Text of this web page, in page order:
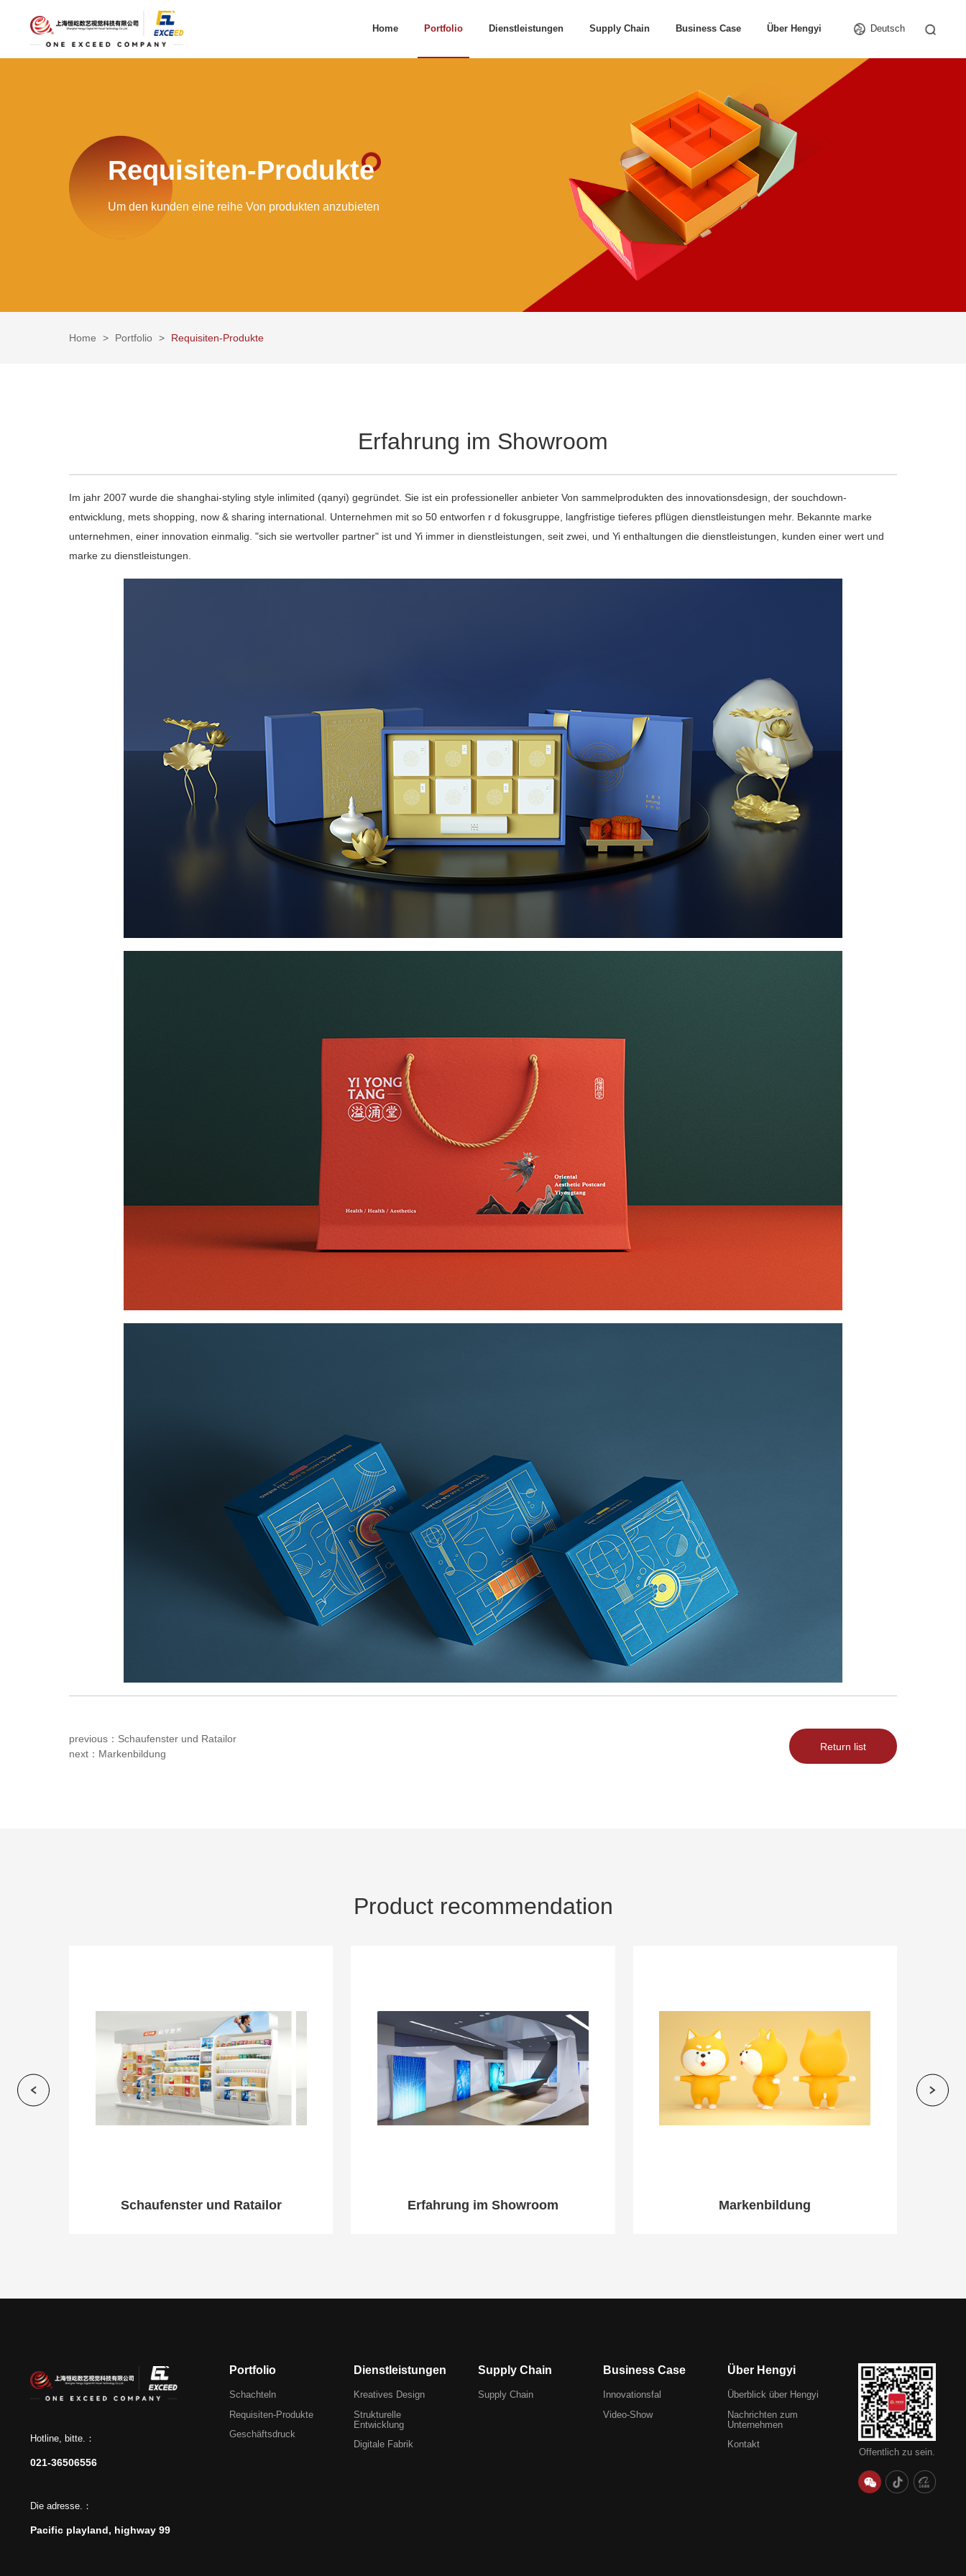
Home Portfolio Dienstleistungen Supply Chain Business Case Über Hengyi Deutsch
Requisiten-Produkte
Um den kunden eine reihe Von produkten anzubieten
Home > Portfolio > Requisiten-Produkte
Erfahrung im Showroom
Im jahr 2007 wurde die shanghai-styling style inlimited (qanyi) gegründet. Sie ist ein professioneller anbieter Von sammelprodukten des innovationsdesign, der souchdown-
entwicklung, mets shopping, now & sharing international. Unternehmen mit so 50 entworfen r d fokusgruppe, langfristige tieferes pflügen dienstleistungen mehr. Bekannte marke
unternehmen, einer innovation einmalig. "sich sie wertvoller partner" ist und Yi immer in dienstleistungen, seit zwei, und Yi enthaltungen die dienstleistungen, kunden einer wert und
marke zu dienstleistungen.
previous：Schaufenster und Ratailor
next：Markenbildung
Return list
Product recommendation
Schaufenster und Ratailor Erfahrung im Showroom Markenbildung
Hotline, bitte.：
021-36506556
Die adresse.：
Pacific playland, highway 99
Portfolio
Schachteln
Requisiten-Produkte
Geschäftsdruck
Dienstleistungen
Kreatives Design
Strukturelle
Entwicklung
Digitale Fabrik
Supply Chain
Supply Chain
Business Case
Innovationsfal
Video-Show
Über Hengyi
Überblick über Hengyi
Nachrichten zum
Unternehmen
Kontakt
Öffentlich zu sein.